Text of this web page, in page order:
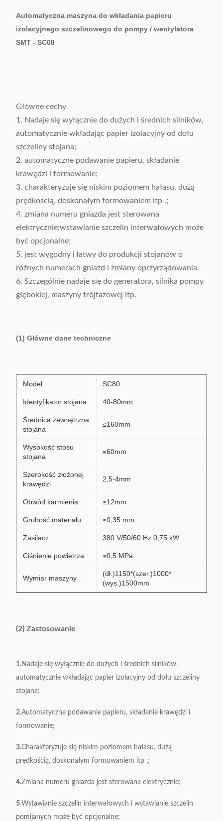
Automatyczna maszyna do wkładania papieru
izolacyjnego szczelinowego do pompy / wentylatora
SMT - SC08
Główne cechy
1. Nadaje się wyłącznie do dużych i średnich silników,
automatycznie wkładając papier izolacyjny od dołu
szczeliny stojana;
2. automatyczne podawanie papieru, składanie
krawędzi i formowanie;
3. charakteryzuje się niskim poziomem hałasu, dużą
prędkością, doskonałym formowaniem itp .;
4. zmiana numeru gniazda jest sterowana
elektrycznie;wstawianie szczelin interwałowych może
być opcjonalne;
5. jest wygodny i łatwy do produkcji stojanów o
różnych numerach gniazd i zmiany oprzyrządowania.
6. Szczególnie nadaje się do generatora, silnika pompy
głębokiej, maszyny trójfazowej itp.
(1) Główne dane techniczne
Model SC80
Identyfikator stojana 40-80mm
Średnica zewnętrzna
stojana
≤160mm
Wysokość stosu
stojana
≤60mm
Szerokość złożonej
krawędzi
2,5-4mm
Obwód karmienia ≥12mm
Grubość materiału ≤0,35 mm
Zasilacz 380 V/50/60 Hz 0,75 kW
Ciśnienie powietrza ≥0,5 MPa
Wymiar maszyny
(dł.)1150*(szer.)1000*
(wys.)1500mm
(2) Zastosowanie
1.Nadaje się wyłącznie do dużych i średnich silników,
automatycznie wkładając papier izolacyjny od dołu szczeliny
stojana;
2.Automatyczne podawanie papieru, składanie krawędzi i
formowanie;
3.Charakteryzuje się niskim poziomem hałasu, dużą
prędkością, doskonałym formowaniem itp .;
4.Zmiana numeru gniazda jest sterowana elektrycznie;
5.Wstawianie szczelin interwałowych i wstawianie szczelin
pomijanych może być opcjonalne;